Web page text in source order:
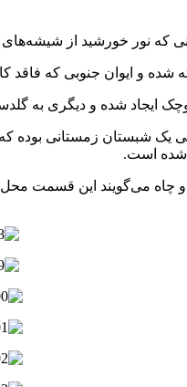
که نور خورشید از
شده و ایوان جنوبی که
شده و دیگری به
شبستان زمستانی بوده
شده‌ است.
چاه می‌گویند این قسمت